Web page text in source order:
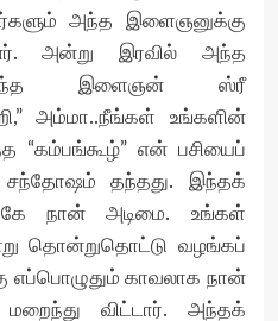
அந்த இளைஞனுக்கு
அன்று இரவில் அந்த
அந்த இளைஞன் ஸ்ரீ
அம்மா..நீங்கள் உங்களின்
“கம்பங்கூழ்” என் பசியைப்
சந்தோஷம் தந்தது. இந்தக்
நான் அடிமை. உங்கள்
தொன்றுதொட்டு வழங்கப்
எப்பொழுதும் காவலாக நான்
மறைந்து விட்டார். அந்தக்